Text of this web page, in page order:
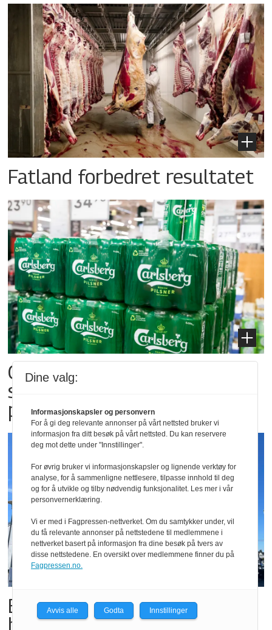
Fatland forbedret resultatet
Carlsberg forventer
salgsrekord for alkoholfri øl
på festivaler
Butikktesten: Slitent, men
hyggelig
Dine valg:
Informasjonskapsler og personvern
For å gi deg relevante annonser på vårt nettsted bruker vi
informasjon fra ditt besøk på vårt nettsted. Du kan reservere
deg mot dette under "Innstillinger".
For øvrig bruker vi informasjonskapsler og lignende verktøy for
analyse, for å sammenligne nettlesere, tilpasse innhold til deg
og for å utvikle og tilby nødvendig funksjonalitet. Les mer i vår
personvernerklæring.
Vi er med i Fagpressen-nettverket. Om du samtykker under, vil
du få relevante annonser på nettstedene til medlemmene i
nettverket basert på informasjon fra dine besøk på tvers av
disse nettstedene. En oversikt over medlemmene finner du på
Fagpressen.no.
Avvis alle Godta Innstillinger